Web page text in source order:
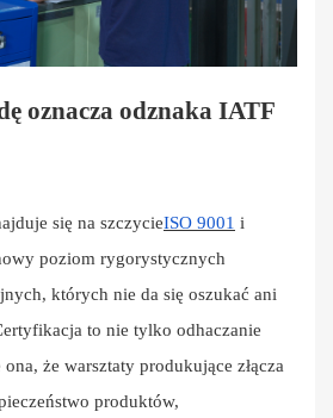
oznacza odznaka IATF
się na szczycieISO 9001 i
poziom rygorystycznych
których nie da się oszukać ani
to nie tylko odhaczanie
że ​​warsztaty produkujące złącza
produktów,